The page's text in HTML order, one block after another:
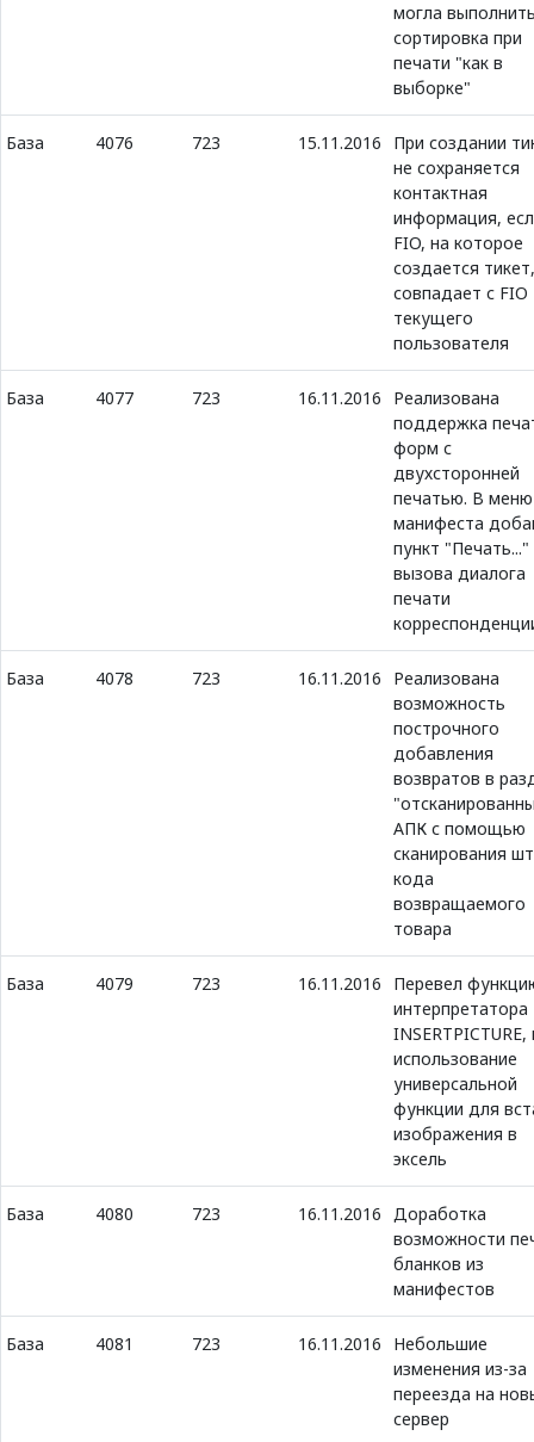
могла
сортировка при
печати "как в
выборке"
База 4076 723 15.11.2016
При создании
не сохраняется
контактная
информация,
FIO, на которое
создается тикет,
совпадает с FIO
текущего
пользователя
База 4077 723 16.11.2016
Реализована
поддержка
форм с
двухсторонней
печатью. В меню
манифеста
пункт
вызова диалога
печати
База 4078 723 16.11.2016
Реализована
возможность
построчного
добавления
возвратов в
АПК с помощью
сканирования
кода
возвращаемого
товара
База 4079 723 16.11.2016
Перевел
интерпретатора
INSERTPICTURE,
использование
универсальной
функции для
изображения в
эксель
База 4080 723 16.11.2016 Доработка
возможности
бланков из
манифестов
База 4081 723 16.11.2016
Небольшие
изменения из-за
переезда на
сервер